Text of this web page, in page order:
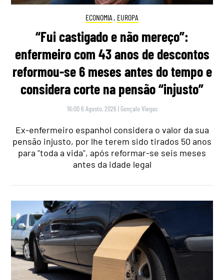
ECONOMIA , EUROPA
“Fui castigado e não mereço”:
enfermeiro com 43 anos de descontos
reformou-se 6 meses antes do tempo e
considera corte na pensão “injusto”
16:00 6 Agosto, 2026 | Gonçalo Viegas
Ex-enfermeiro espanhol considera o valor da sua
pensão injusto, por lhe terem sido tirados 50 anos
para "toda a vida", após reformar-se seis meses
antes da idade legal